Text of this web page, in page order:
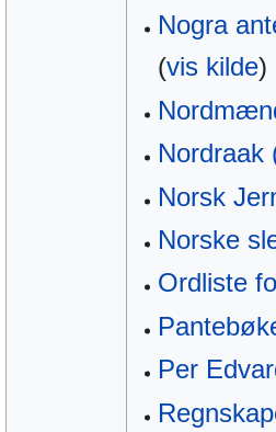
Nogra
(vis kilde)
Nordraak
Norsk
Norske
Ordliste
Per